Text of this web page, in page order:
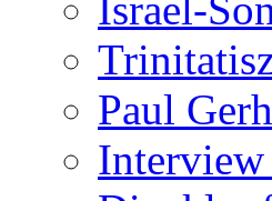
Paul
Interview